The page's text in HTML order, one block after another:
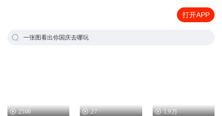
打开APP
一张图看出你国庆去哪玩
2500 27 1.9万